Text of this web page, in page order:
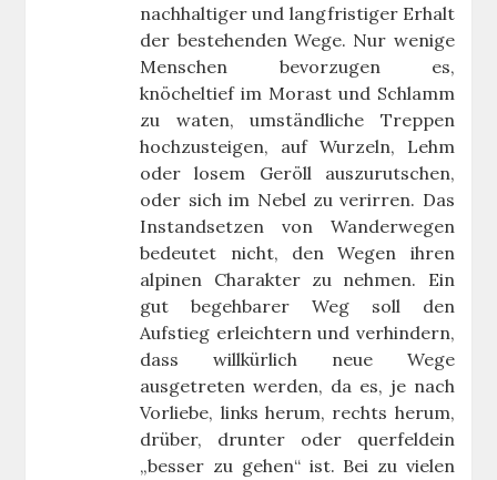
nachhaltiger und langfristiger Erhalt
der bestehenden Wege. Nur wenige
Menschen bevorzugen es,
knöcheltief im Morast und Schlamm
zu waten, umständliche Treppen
hochzusteigen, auf Wurzeln, Lehm
oder losem Geröll auszurutschen,
oder sich im Nebel zu verirren. Das
Instandsetzen von Wanderwegen
bedeutet nicht, den Wegen ihren
alpinen Charakter zu nehmen. Ein
gut begehbarer Weg soll den
Aufstieg erleichtern und verhindern,
dass willkürlich neue Wege
ausgetreten werden, da es, je nach
Vorliebe, links herum, rechts herum,
drüber, drunter oder querfeldein
„besser zu gehen“ ist. Bei zu vielen